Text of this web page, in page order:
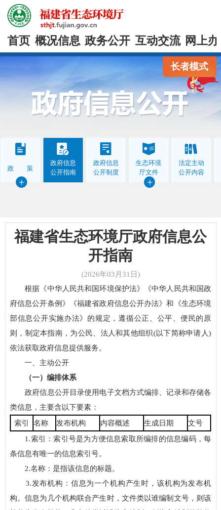
首页 概况信息 政务公开 互动交流 网上
长者模式
政 策
政府信息
公开指南
政府信息
公开制度
生态环境
厅文件
法定主动
公开内容
福建省生态环境厅政府信息公
开指南
(2026年03月31日)
根据《中华人民共和国环境保护法》《中华人民共和国政
府信息公开条例》《福建省政府信息公开办法》和《生态环境
部信息公开实施办法》的规定，遵循公正、公平、便民的原
则，制定本指南，为公民、法人和其他组织(以下简称申请人)
依法获取政府信息提供服务。
一、主动公开
（一）编排体系
政府信息公开目录使用电子文档方式编排、记录和存储各
类信息，主要含以下要素：
索引
名称 发布机构 内容概述 生成日期
文号
1.索引：索引号是为方便信息索取所编排的信息编码，每
条信息有唯一的信息索引号。
2.名称：是指该信息的标题。
3.发布机构：信息为一个机构产生时，该机构为发布机
构。信息为几个机构联合产生时，文件类以谁编制文号，则该